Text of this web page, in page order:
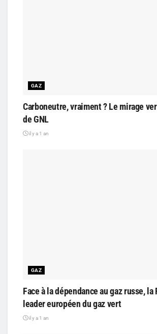
GAZ
Carboneutre, vraiment ? Le mirage
de GNL
il y a 1 an
GAZ
Face à la dépendance au gaz russe, la
leader européen du gaz vert
il y a 1 an